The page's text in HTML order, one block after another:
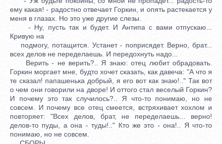
ему какая! - радостно отвечает Горкин, и опять растекается у
меня в глазах. Но это уже другие слезы.
- Ну, пусть так и будет. И Антипа с вами отпускаю...
Кривую на
подмогу, потащится. Устанет - поприсядет. Верно, брат...
всех делов не переделаешь. И передохнуть надо...
Верить - не верить?.. Я знаю: отец любит обрадовать.
Горкин моргает мне, будто хочет сказать, как давеча: "А что я
те сказал! папашенька добрый, я его вот как знаю!.." Так вот
о чем они говорили на дворе! И оттого стал веселый Горкин?
И почему это так случилось?.. Я что-то понимаю, но не
совсем. И почему все отец смеется, встряхивает хохлом и
повторяет: "Всех делов, брат, не переделаешь... верно!
делов-то пуды, а она - туды!.." Кто же это - она!.. Я что-то
понимаю, но не совсем.